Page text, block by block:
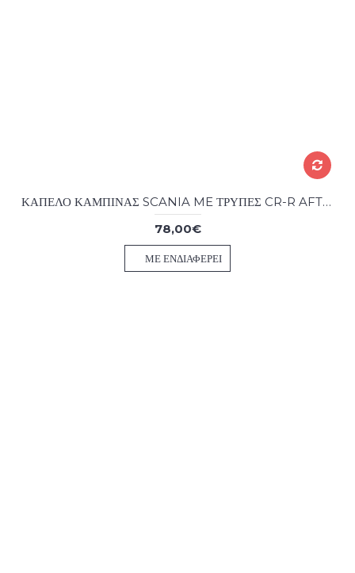
ΚΑΠΕΛΟ ΚΑΜΠΙΝΑΣ SCANIA ME ΤΡΥΠΕΣ CR-R AFTER MARKET
78,00€
ΜΕ ΕΝΔΙΑΦΈΡΕΙ